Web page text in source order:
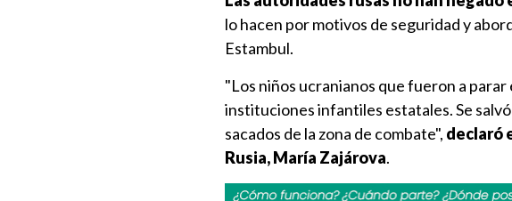
lo hacen por motivos de seguridad y
Estambul.
"Los niños ucranianos que fueron a
instituciones infantiles estatales. Se
sacados de la zona de combate", declaró
Rusia, María Zajárova.